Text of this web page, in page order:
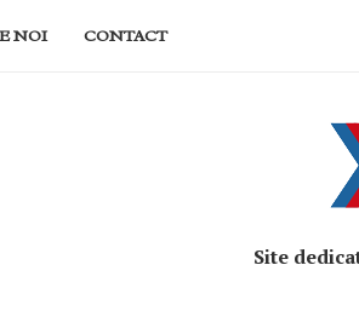
NOI CONTACT
Site